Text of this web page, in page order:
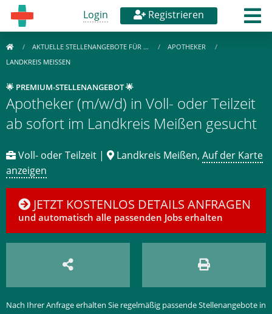
Login Registrieren
AKTUELLE STELLENANGEBOTE FÜR …
APOTHEKER
LANDKREIS MEISSEN
🌟 PREMIUM-STELLENANGEBOT 🌟
Apotheker (m/w/d) in Voll- oder Teilzeit
ab sofort im Landkreis Meißen gesucht
Voll- oder Teilzeit | Landkreis Meißen, Auf der Karte
anzeigen
JETZT KOSTENLOS DETAILS ANFRAGEN
und automatisch alle passenden Jobs erhalten
Nach Ihrer Anfrage erhalten Sie regelmäßig passende Stellenangebote in